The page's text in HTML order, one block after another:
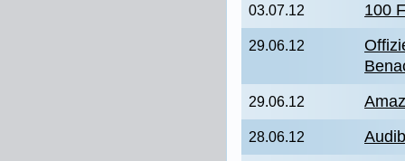
03.07.12 100
29.06.12
29.06.12
28.06.12